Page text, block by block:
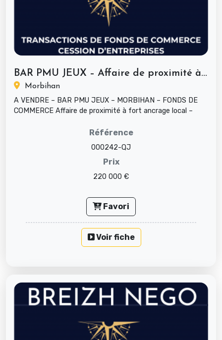
BAR PMU JEUX – Affaire de proximité à...
Morbihan
A VENDRE – BAR PMU JEUX – MORBIHAN – FONDS DE
COMMERCE Affaire de proximité à fort ancrage local –
Référence
000242-QJ
Prix
220 000 €
Favori
Voir fiche